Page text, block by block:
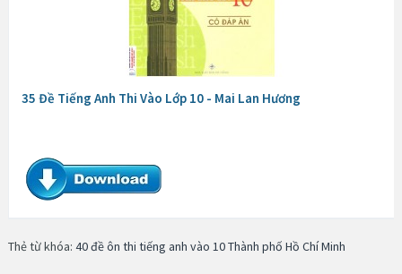
35 Đề Tiếng Anh Thi Vào Lớp 10 - Mai Lan Hương
Thẻ từ khóa: 40 đề ôn thi tiếng anh vào 10 Thành phố Hồ Chí Minh